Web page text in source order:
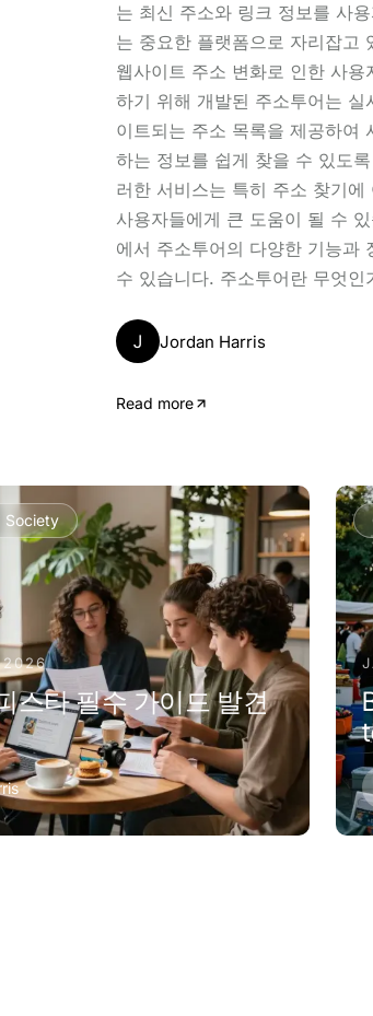
는 최신 주소와 링크 정보를 사
는 중요한 플랫폼으로 자리잡고
웹사이트 주소 변화로 인한 사용
하기 위해 개발된 주소투어는 실
이트되는 주소 목록을 제공하여
하는 정보를 쉽게 찾을 수 있도
러한 서비스는 특히 주소 찾기에
사용자들에게 큰 도움이 될 수
에서 주소투어의 다양한 기능과
수 있습니다. 주소투어란 무엇인
J Jordan Harris
Read more
Society
2026
스타 필수 가이드 발견